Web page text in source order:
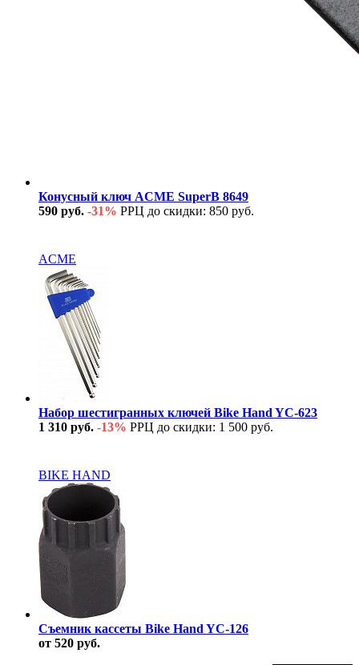
Конусный ключ ACME SuperB 8649
590 руб. -31% РРЦ до скидки: 850 руб.
ACME
Набор шестигранных ключей Bike Hand YC-623
1 310 руб. -13% РРЦ до скидки: 1 500 руб.
BIKE HAND
Съемник кассеты Bike Hand YC-126
от 520 руб.